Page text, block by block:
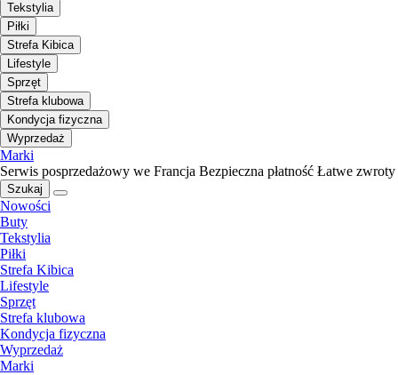
Tekstylia
Piłki
Strefa Kibica
Lifestyle
Sprzęt
Strefa klubowa
Kondycja fizyczna
Wyprzedaż
Marki
Serwis posprzedażowy we Francja Bezpieczna płatność Łatwe zwroty
Szukaj
Nowości
Buty
Tekstylia
Piłki
Strefa Kibica
Lifestyle
Sprzęt
Strefa klubowa
Kondycja fizyczna
Wyprzedaż
Marki